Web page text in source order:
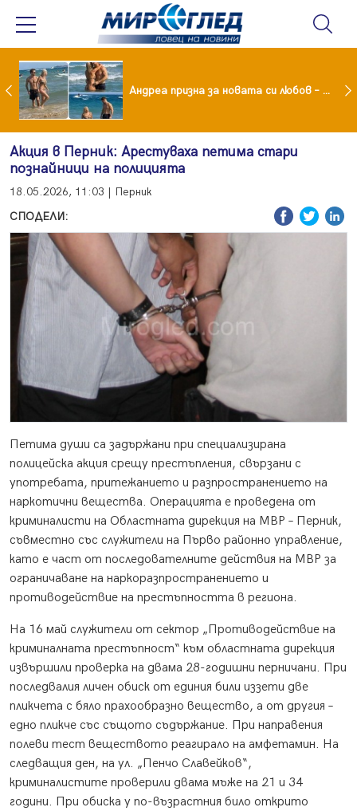
Драма вместо щастие: Звезда от "Татковци" е в болница с високорискова бременност Андреа призна за новата си любов – руснакът Игор
Акция в Перник: Арестуваха петима стари
познайници на полицията
18.05.2026, 11:03 | Перник
СПОДЕЛИ:
Петима души са задържани при специализирана
полицейска акция срещу престъпления, свързани с
употребата, притежанието и разпространението на
наркотични вещества. Операцията е проведена от
криминалисти на Областната дирекция на МВР – Перник,
съвместно със служители на Първо районно управление,
като е част от последователните действия на МВР за
ограничаване на наркоразпространението и
противодействие на престъпността в региона.
На 16 май служители от сектор „Противодействие на
криминалната престъпност“ към областната дирекция
извършили проверка на двама 28-годишни перничани. При
последвалия личен обиск от единия били иззети две
пликчета с бяло прахообразно вещество, а от другия –
едно пликче със същото съдържание. При направения
полеви тест веществото реагирало на амфетамин. На
следващия ден, на ул. „Пенчо Славейков“,
криминалистите проверили двама мъже на 21 и 34
години. При обиска у по-възрастния било открито